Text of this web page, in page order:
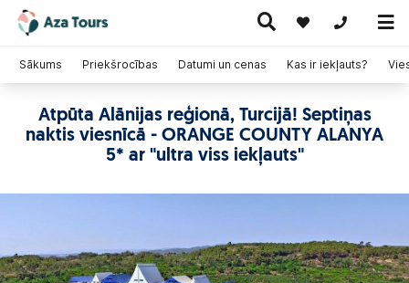
+371
Ceļojumi
pa Eiropu
(ar
lidmašīnu)
Kruīzi
Karstie
piedāvājumi
Atpūta Alānijas reģionā, Turcijā! Septiņas
naktis viesnīcā - ORANGE COUNTY ALANYA
5* ar "ultra viss iekļauts"
Sākums Priekšrocības Datumi un cenas Kas ir iekļauts?